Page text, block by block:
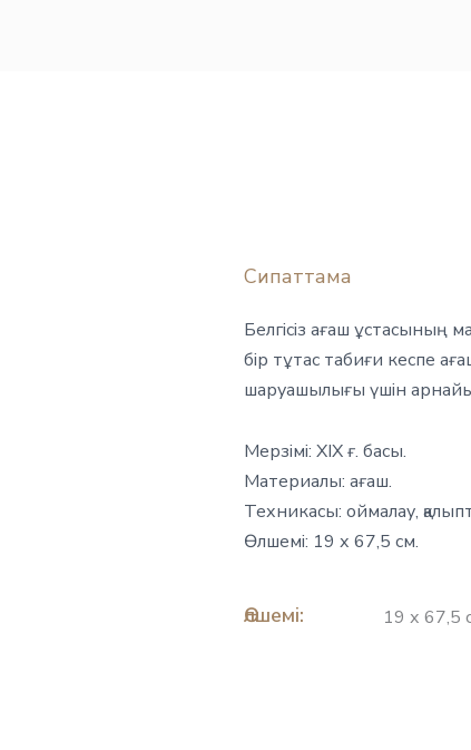
Сипаттама
Белгісіз ағаш ұстасының
бір тұтас табиғи кеспе
шаруашылығы үшін
Мерзімі: XIX ғ. басы.
Материалы: ағаш.
Техникасы: оймалау,
Өлшемі: 19 х 67,5 см.
Өлшемі: 19 х 67,5